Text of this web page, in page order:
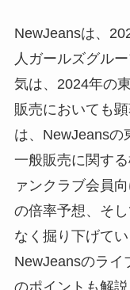
NewJeansは、
人ガールズグル
気は、2024年の
販売においても
は、NewJeansの
一般販売に関す
ァンクラブ会員
の倍率予想、そ
なく掘り下げて
NewJeansのライ